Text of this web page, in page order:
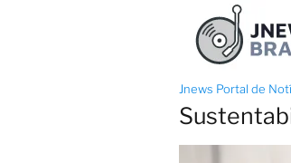
Jnews Portal de